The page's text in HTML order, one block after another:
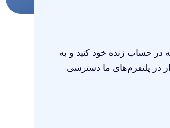
در حساب زنده خود کنید و به
100 ابزار در پلتفرم‌های ما دسترسی